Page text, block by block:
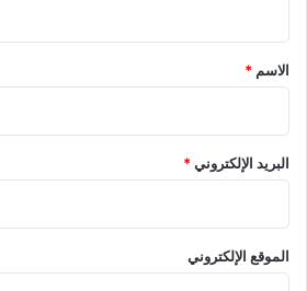
*
الاسم *
البريد الإلكتروني*
الموقع الإلكتروني